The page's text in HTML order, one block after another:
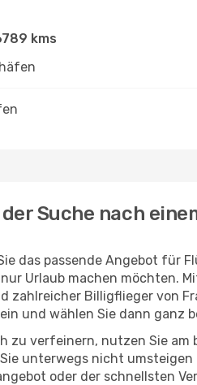
kms
Suche nach
das passende Angebot für
Urlaub machen möchten.
zahlreicher Billigflieger von
und wählen Sie dann ganz
zu verfeinern, nutzen Sie
unterwegs nicht
oder der schnellsten